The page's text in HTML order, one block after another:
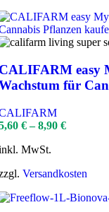
easy
für
€–8,90 €
MwSt.
Versandkosten